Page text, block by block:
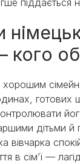
піддається
кого
готових
дітьми й
вівчарка
в сім’ї —